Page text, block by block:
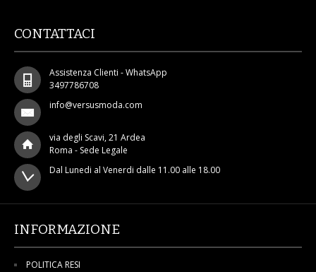
CONTATTACI
Assistenza Clienti - WhatsApp
3497786708
info@versusmoda.com
via degli Scavi, 21 Ardea
Roma - Sede Legale
Dal Lunedi al Venerdi dalle 11.00 alle 18.00
INFORMAZIONE
POLITICA RESI